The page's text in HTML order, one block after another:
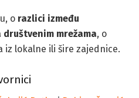
o razlici između
mrežama, o
iz lokalne ili šire zajednice.